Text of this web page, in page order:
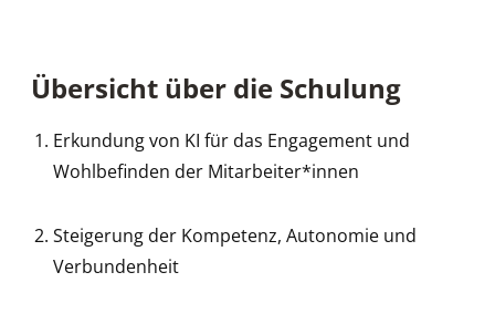
Übersicht über die Schulung
Erkundung von KI für das Engagement und
Wohlbefinden der Mitarbeiter*innen
Steigerung der Kompetenz, Autonomie und
Verbundenheit